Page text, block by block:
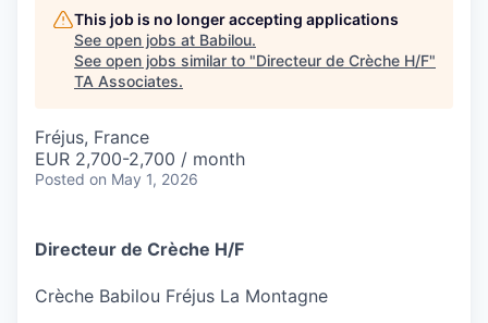
This job is no longer accepting applications
See open jobs at Babilou.
See open jobs similar to "Directeur de Crèche H/F"
TA Associates.
Fréjus, France
EUR 2,700-2,700 / month
Posted on May 1, 2026
Directeur de Crèche H/F
Crèche Babilou Fréjus La Montagne